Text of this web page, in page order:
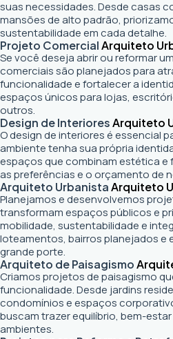
suas necessidades. Desde casas
mansões de alto padrão,
sustentabilidade em cada detalhe.
Projeto ComercialArquiteto
Se você deseja abrir ou reformar
comerciais são planejados para
funcionalidade e fortalecer a
espaços únicos para lojas,
outros.
Design de InterioresArquiteto
O design de interiores é essencial
ambiente tenha sua própria
espaços que combinam estética
as preferências e o orçamento de
Arquiteto UrbanistaArquiteto
Planejamos e desenvolvemos
transformam espaços públicos e
mobilidade, sustentabilidade e
loteamentos, bairros planejados e
grande porte.
Arquiteto de Paisagismo
Criamos projetos de paisagismo
funcionalidade. Desde jardins
condomínios e espaços
buscam trazer equilíbrio, bem-
ambientes.